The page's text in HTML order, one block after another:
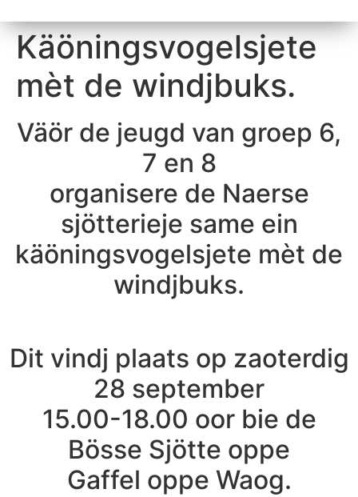
Käöningsvogelsjete
mèt de windjbuks.
Väör de jeugd van groep 6,
7 en 8
organisere de Naerse
sjötterieje same ein
käöningsvogelsjete mèt de
windjbuks.
Dit vindj plaats op zaoterdig
28 september
15.00-18.00 oor bie de
Bösse Sjötte oppe
Gaffel oppe Waog.